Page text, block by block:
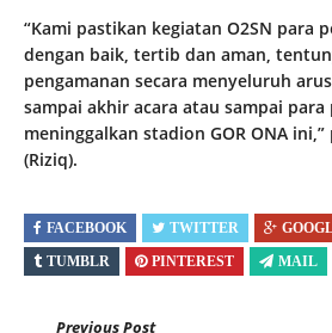
“Kami pastikan kegiatan O2SN para
dengan baik, tertib dan aman,
pengamanan secara menyeluruh
sampai akhir acara atau sampai
meninggalkan stadion GOR ONA
(Riziq).
FACEBOOK TWITTER
TUMBLR
PINTEREST MAIL
Previous Post